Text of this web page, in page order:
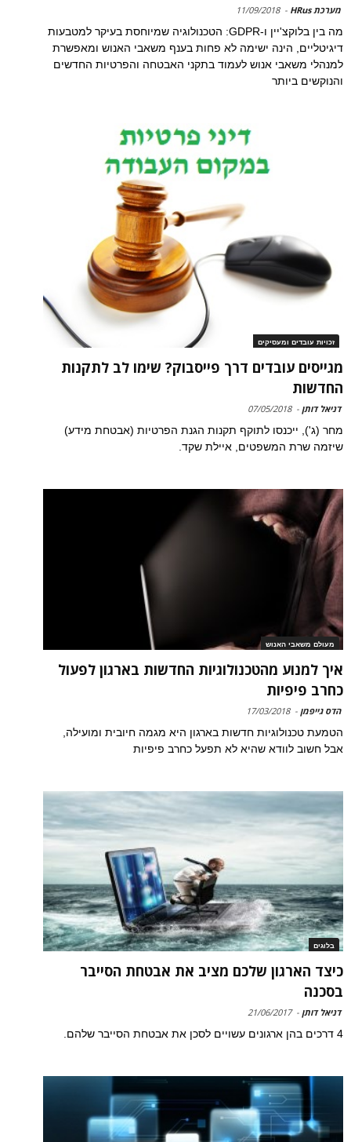
מערכת HRus -
11/09/2018
מה בין בלוקצ'יין ו-GDPR: הטכנולוגיה שמיוחסת בעיקר למטבעות
דיגיטליים, הינה ישימה לא פחות בענף משאבי האנוש ומאפשרת
למנהלי משאבי אנוש לעמוד בתקני האבטחה והפרטיות החדשים
והנוקשים ביותר
זכויות עובדים ומעסיקים
מגייסים עובדים דרך פייסבוק? שימו לב לתקנות
החדשות
דניאל דותן -
07/05/2018
מחר (ג'), ייכנסו לתוקף תקנות הגנת הפרטיות (אבטחת מידע)
שיזמה שרת המשפטים, איילת שקד.
מעולם משאבי האנוש
איך למנוע מהטכנולוגיות החדשות בארגון לפעול
כחרב פיפיות
הדס גייפמן -
17/03/2018
הטמעת טכנולוגיות חדשות בארגון היא מגמה חיובית ומועילה,
אבל חשוב לוודא שהיא לא תפעל כחרב פיפיות
בלוגים
כיצד הארגון שלכם מציב את אבטחת הסייבר
בסכנה
דניאל דותן -
21/06/2017
4 דרכים בהן ארגונים עשויים לסכן את אבטחת הסייבר שלהם.